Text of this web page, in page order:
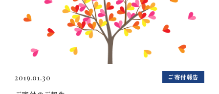
2019.01.30 ご寄付報告